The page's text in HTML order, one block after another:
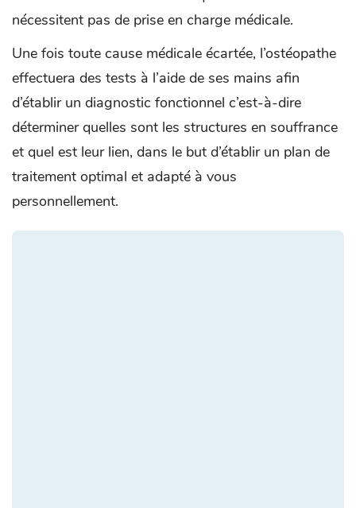
nécessitent pas de prise en charge médicale.
Une fois toute cause médicale écartée, l’ostéopathe
effectuera des tests à l’aide de ses mains afin
d’établir un diagnostic fonctionnel c’est-à-dire
déterminer quelles sont les structures en souffrance
et quel est leur lien, dans le but d’établir un plan de
traitement optimal et adapté à vous
personnellement.